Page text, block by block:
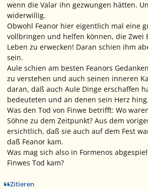
wenn die Valar ihn gezwungen hätten.
widerwillig.
Obwohl Feanor hier eigentlich mal eine
vollbringen und helfen können, die Zwei
Leben zu erwecken! Daran schien ihm
sein.
Aule schien am besten Feanors
zu verstehen und auch seinen inneren
daran, daß auch Aule Dinge erschaffen
bedeuteten und an denen sein Herz hing.
Was den Tod von Finwe betrifft: Wo
Söhne zu dem Zeitpunkt? Aus dem
ersichtlich, daß sie auch auf dem Fest
daß Feanor kam.
Was mag sich also in Formenos
Finwes Tod kam?
Zitieren